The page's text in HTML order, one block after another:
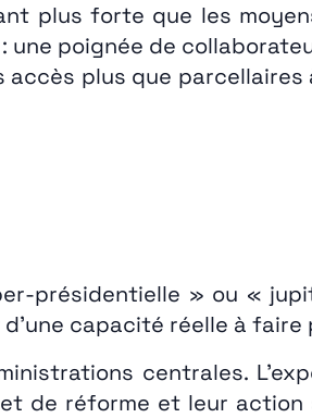
plus forte que les
poignée de
plus que parcellaires
présidentielle » ou «
capacité réelle à
centrales.
de réforme et leur